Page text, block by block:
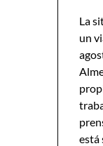
La
un
está